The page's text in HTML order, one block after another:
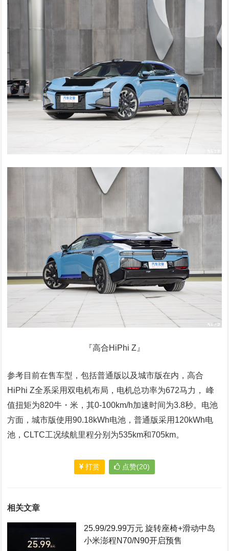
『高合HiPhi Z』
参考目前在售车型，包括普通版以及城市版在内，高合
HiPhi Z全系采用双电机布局，电机总功率为672马力， 峰
值扭矩为820牛・米，其0-100km/h加速时间为3.8秒。电池
方面，城市版使用90.18kWh电池，普通版采用120kWh电
池，CLTC工况续航里程分别为535km和705km。
打赏 点赞(20)
相关文章
25.99/29.99万元 旋转座椅+滑动中岛
小米澎程N70/N90开启预售